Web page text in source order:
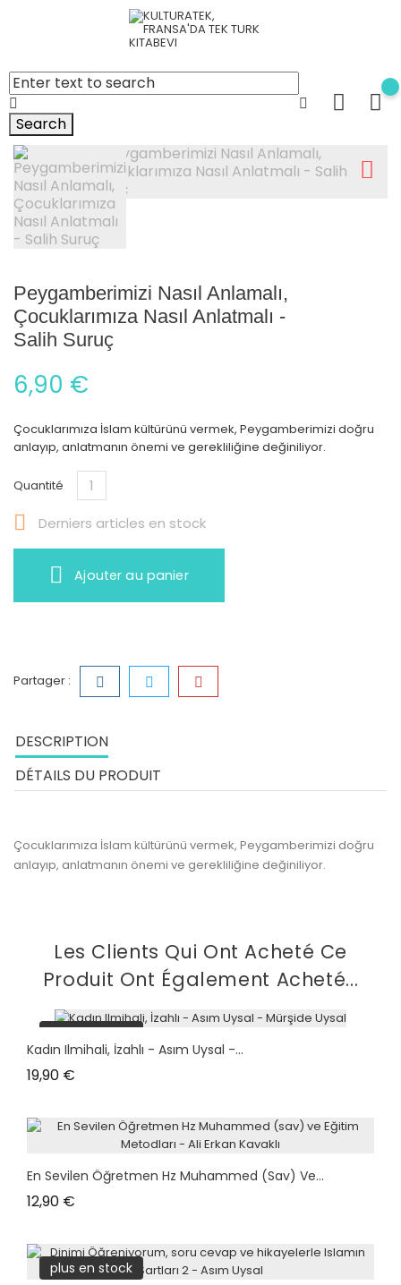
Search
Peygamberimizi Nasıl Anlamalı,
Çocuklarımıza Nasıl Anlatmalı -
Salih Suruç
6,90 €
Çocuklarımıza İslam kültürünü vermek, Peygamberimizi doğru
anlayıp, anlatmanın önemi ve gerekliliğine değiniliyor.
Quantité
 Derniers articles en stock
Ajouter au panier
Partager :
DESCRIPTION
DÉTAILS DU PRODUIT
Çocuklarımıza İslam kültürünü vermek, Peygamberimizi doğru
anlayıp, anlatmanın önemi ve gerekliliğine değiniliyor.
Les Clients Qui Ont Acheté Ce
Produit Ont Également Acheté...
plus en stock
Kadın Ilmihali, İzahlı - Asım Uysal -...
19,90 €
En Sevilen Öğretmen Hz Muhammed (sav) Ve...
12,90 €
plus en stock